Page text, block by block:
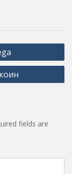
fields are